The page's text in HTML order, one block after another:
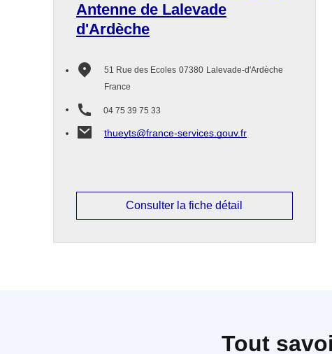
Antenne de Lalevade
d'Ardèche
51 Rue des Ecoles 07380 Lalevade-d'Ardèche
France
04 75 39 75 33
thueyts@france-services.gouv.fr
Consulter la fiche détail
Tout